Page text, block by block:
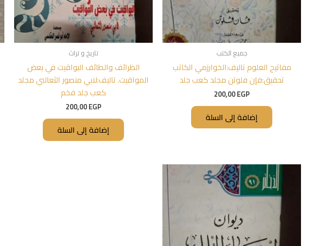
جميع الكتب
مفاتيح العلوم تاليف:الخوارزمي الكاتب
تحقيق:فإن فلوتن مجلد كعب جلد
200,00EGP
إضافة إلى السلة
تاريخ و تراث
الظرائف والطائف البواقيت في بعض
المواقيت. تاليف:لابي منصور الثعالبي مجلد
كعب جلد فخم
200,00EGP
إضافة إلى السلة